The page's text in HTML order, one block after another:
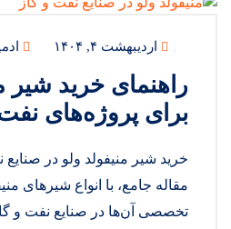
اردیبهشت ۴, ۱۴۰۴ ادمین
راهنمای خرید شیر
برای پروژه‌های نفت
خرید شیر منیفولد ولو در صنایع
مقاله جامع، با انواع شیرهای
تخصصی آن‌ها در صنایع نفت و